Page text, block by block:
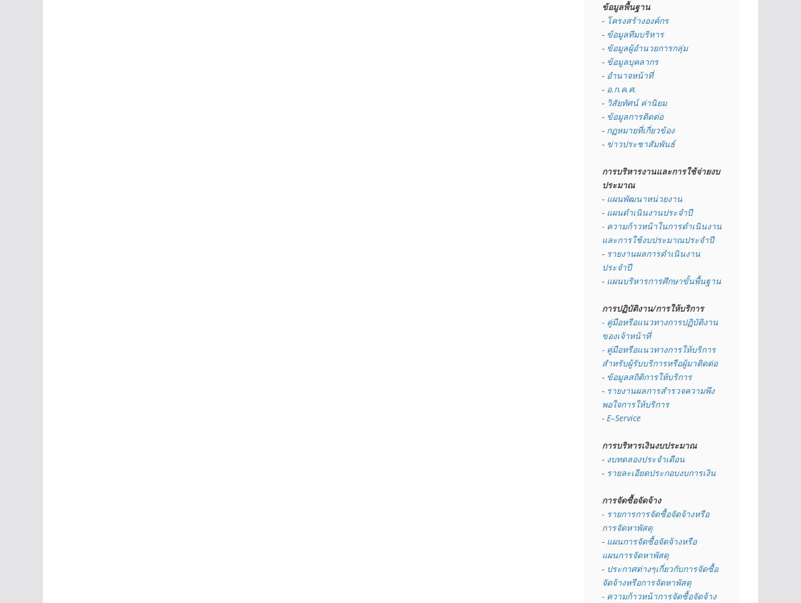
ข้อมูลพื้นฐาน
- โครงสร้างองค์กร
- ข้อมูลทีมบริหาร
- ข้อมูลผู้อำนวยการกลุ่ม
- ข้อมูลบุคลากร
- อำนาจหน้าที่
- อ.ก.ค.ศ.
- วิสัยทัศน์ ค่านิยม
- ข้อมูลการติดต่อ
- กฏหมายที่เกี่ยวข้อง
- ข่าวประชาสัมพันธ์
การบริหารงานและการใช้จ่ายงบ
ประมาณ
- แผนพัฒนาหน่วยงาน
- แผนดำเนินงานประจำปี
- ความก้าวหน้าในการดำเนินงาน
และการใช้งบประมาณประจำปี
- รายงานผลการดำเนินงาน
ประจำปี
- แผนบริหารการศึกษาขั้นพื้นฐาน
การปฏิบัติงาน/การให้บริการ
- คู่มือหรือแนวทางการปฏิบัติงาน
ของเจ้าหน้าที่
- คู่มือหรือแนวทางการให้บริการ
สำหรับผู้รับบริการหรือผู้มาติดต่อ
- ข้อมูลสถิติการให้บริการ
- รายงานผลการสำรวจความพึง
พอใจการให้บริการ
- E–Service
การบริหารเงินงบประมาณ
- งบทดลองประจำเดือน
- รายละเอียดประกอบงบการเงิน
การจัดซื้อจัดจ้าง
- รายการการจัดซื้อจัดจ้างหรือ
การจัดหาพัสดุ
- แผนการจัดซื้อจัดจ้างหรือ
แผนการจัดหาพัสดุ
- ประกาศต่างๆเกี่ยวกับการจัดซื้อ
จัดจ้างหรือการจัดหาพัสดุ
- ความก้าวหน้าการจัดซื้อจัดจ้าง